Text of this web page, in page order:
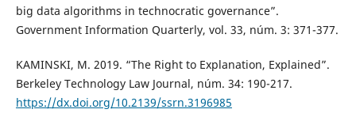
big data algorithms in technocratic governance”.
Government Information Quarterly, vol. 33, núm. 3: 371-377.
KAMINSKI, M. 2019. “The Right to Explanation, Explained”.
Berkeley Technology Law Journal, núm. 34: 190-217.
https://dx.doi.org/10.2139/ssrn.3196985